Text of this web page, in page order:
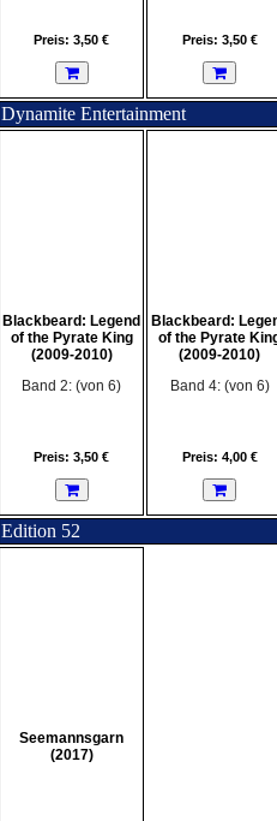
Preis: 3,50 € Preis: 3,50 €
Dynamite Entertainment
Blackbeard: Legend
of the Pyrate King
(2009-2010)
Band 2: (von 6)
Preis: 3,50 €
Blackbeard:
of the Pyrate
(2009-2010)
Band 4: (von 6)
Preis: 4,00 €
Edition 52
Seemannsgarn
(2017)